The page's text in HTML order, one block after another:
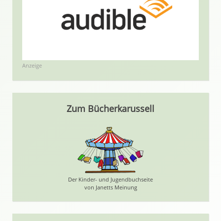
Anzeige
Zum Bücherkarussell
Der Kinder- und Jugendbuchseite
von Janetts Meinung